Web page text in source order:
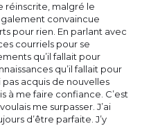
réinscrite, malgré le
convaincue
pour rien. En parlant avec
courriels pour se
qu’il fallait pour
qu’il fallait pour
pas acquis de nouvelles
à me faire confiance. C’est
me surpasser. J’ai
d’être parfaite. J’y